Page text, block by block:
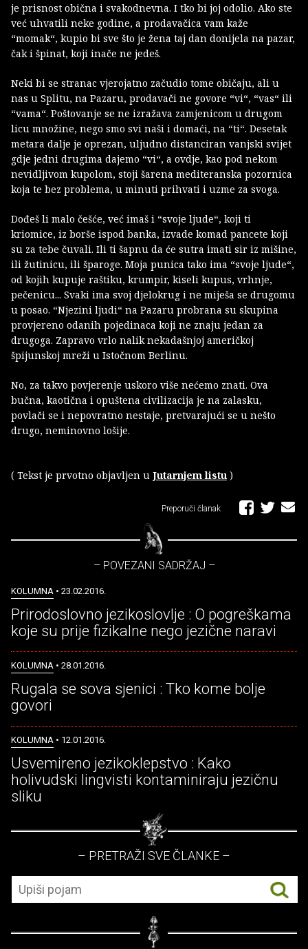
je prisnost obična i svakodnevna. I tko bi joj odolio. Ako ste
već uhvatili neke godine, a prodavačica vam kaže
“momak“, kupio bi sve što je žena taj dan donijela na pazar,
čak i špinat, koji inače ne jedeš.
Neki bi se stranac vjerojatno začudio tome običaju, ali u
nas u Splitu, na Pazaru, prodavači ne govore “vi“, “vas“ ili
“vama“. Poštovanje se ne izražava zamjenicom u drugom
licu množine, nego smo svi naši i domaći, na “ti“. Desetak
metara dalje je oprezan, uljudno distanciran vanjski svijet
gdje jedni drugima dajemo “vi“, a ovdje, kao pod nekom
nevidljivom kupolom, stoji šarena mediteranska pozornica
koja te bez problema, u minuti prihvati i uzme za svoga.
Dođeš li malo češće, već imaš i “svoje ljude“, koji ti
kriomice, iz borše ispod banka, izvade komad pancete koji
su za tebe čuvali. Ili ti šapnu da će sutra imati sir iz mišine,
ili žutinicu, ili šparoge. Moja punica tako ima “svoje ljude“,
od kojih kupuje raštiku, krumpir, kiseli kupus, vrhnje,
pečenicu... Svaki ima svoj djelokrug i ne miješa se drugomu
u posao. “Njezini ljudi“ na Pazaru probrana su skupina
provjereno odanih pojedinaca koji ne znaju jedan za
drugoga. Zapravo vrlo nalik nekadašnjoj američkoj
špijunskoj mreži u Istočnom Berlinu.
No, za takvo povjerenje uskoro više nećemo znati. Ova
bučna, kaotična i opuštena civilizacija je na zalasku,
povlači se i nepovratno nestaje, pretvarajući se u nešto
drugo, neminovno lošije.
( Tekst je prvotno objavljen u Jutarnjem listu )
Preporuči članak
– POVEZANI SADRŽAJ –
KOLUMNA • 23.02.2016.
Prirodoslovno jezikoslovlje : O pogreškama
koje su prije fizikalne nego jezične naravi
KOLUMNA • 28.01.2016.
Rugala se sova sjenici : Tko kome bolje
govori
KOLUMNA • 12.01.2016.
Usvemireno jezikoklepstvo : Kako
holivudski lingvisti kontaminiraju jezičnu
sliku
– PRETRAŽI SVE ČLANKE –